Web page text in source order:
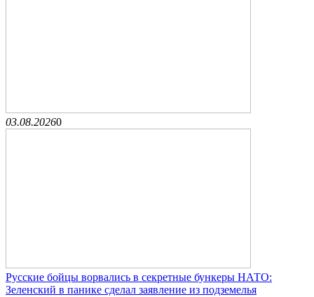
03.08.20260
Русские бойцы ворвались в секретные бункеры НАТО:
Зеленский в панике сделал заявление из подземелья